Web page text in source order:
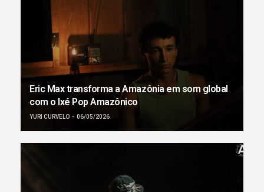
Eric Max transforma a Amazônia em som global
com o Ixé Pop Amazônico
YURI CURVELO 06/05/2026